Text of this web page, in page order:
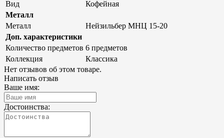
Вид
Кофейная
Металл
Металл
Нейзильбер МНЦ 15-20
Доп. характеристики
Количество предметов 6 предметов
Коллекция
Классика
Нет отзывов об этом товаре.
Написать отзыв
Ваше имя:
Достоинства: